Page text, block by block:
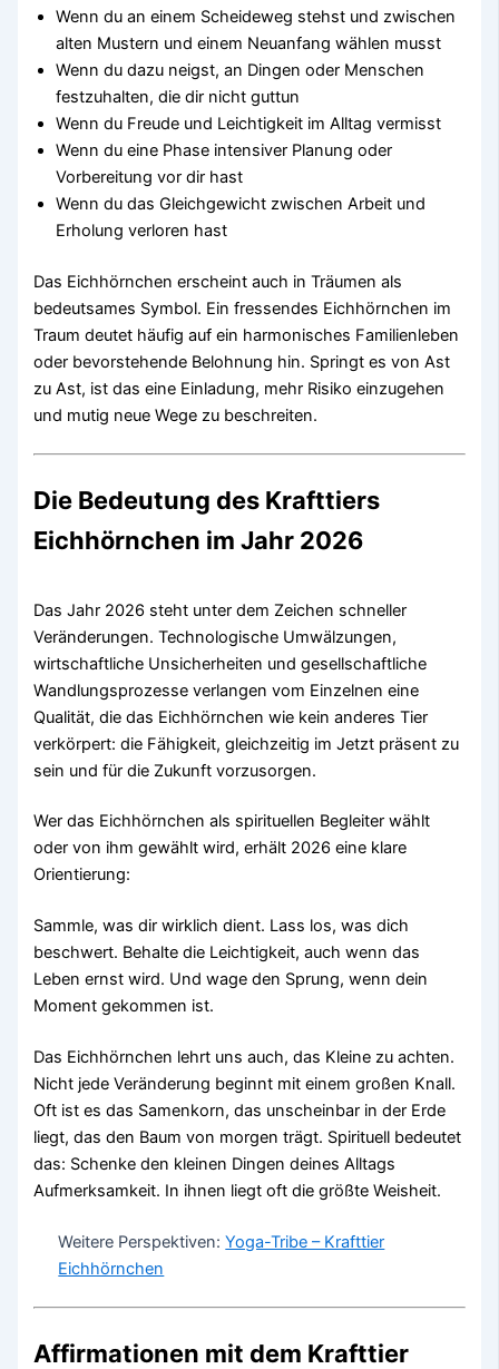
Wenn du an einem Scheideweg stehst und zwischen
alten Mustern und einem Neuanfang wählen musst
Wenn du dazu neigst, an Dingen oder Menschen
festzuhalten, die dir nicht guttun
Wenn du Freude und Leichtigkeit im Alltag vermisst
Wenn du eine Phase intensiver Planung oder
Vorbereitung vor dir hast
Wenn du das Gleichgewicht zwischen Arbeit und
Erholung verloren hast
Das Eichhörnchen erscheint auch in Träumen als
bedeutsames Symbol. Ein fressendes Eichhörnchen im
Traum deutet häufig auf ein harmonisches Familienleben
oder bevorstehende Belohnung hin. Springt es von Ast
zu Ast, ist das eine Einladung, mehr Risiko einzugehen
und mutig neue Wege zu beschreiten.
Die Bedeutung des Krafttiers
Eichhörnchen im Jahr 2026
Das Jahr 2026 steht unter dem Zeichen schneller
Veränderungen. Technologische Umwälzungen,
wirtschaftliche Unsicherheiten und gesellschaftliche
Wandlungsprozesse verlangen vom Einzelnen eine
Qualität, die das Eichhörnchen wie kein anderes Tier
verkörpert: die Fähigkeit, gleichzeitig im Jetzt präsent zu
sein und für die Zukunft vorzusorgen.
Wer das Eichhörnchen als spirituellen Begleiter wählt
oder von ihm gewählt wird, erhält 2026 eine klare
Orientierung:
Sammle, was dir wirklich dient. Lass los, was dich
beschwert. Behalte die Leichtigkeit, auch wenn das
Leben ernst wird. Und wage den Sprung, wenn dein
Moment gekommen ist.
Das Eichhörnchen lehrt uns auch, das Kleine zu achten.
Nicht jede Veränderung beginnt mit einem großen Knall.
Oft ist es das Samenkorn, das unscheinbar in der Erde
liegt, das den Baum von morgen trägt. Spirituell bedeutet
das: Schenke den kleinen Dingen deines Alltags
Aufmerksamkeit. In ihnen liegt oft die größte Weisheit.
Weitere Perspektiven:Yoga-Tribe – Krafttier
Eichhörnchen
Affirmationen mit dem Krafttier